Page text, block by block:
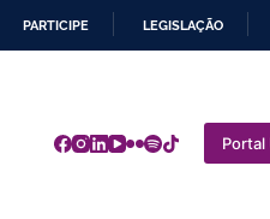
PARTICIPE LEGISLAÇÃO
Portal